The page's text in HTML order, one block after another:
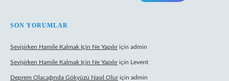
SON YORUMLAR
Sevişirken Hamile Kalmak Için Ne Yapılıriçin admin
Sevişirken Hamile Kalmak Için Ne Yapılıriçin Levent
Deprem Olacağında Gökyüzü Nasıl Oluriçin admin